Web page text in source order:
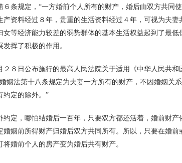
条规定，“一方婚前个人所有的财产，婚后由双方共同
产资料经过８年，贵重的生活资料经过４年，可视为夫妻
女等经济能力较差的弱势群体的基本生活权益起到了最低
挥了积极的作用。
日公布施行的最高人民法院关于适用《中华人民共和
姻法第十八条规定为夫妻一方所有的财产，不因婚姻关
约定的除外。”
，哪怕结婚后一百年，只要双方都还活着，婚前财产
婚姻前所得财产归婚后双方共同所有。所以，只要在婚前
婚前个人的房产变为婚后共有财产。